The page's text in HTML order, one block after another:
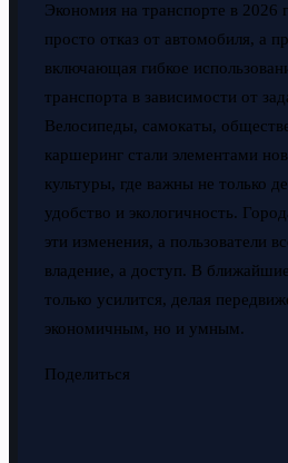
Экономия на транспорте в 2026
просто отказ от автомобиля, а
включающая гибкое
транспорта в зависимости от
Велосипеды, самокаты,
каршеринг стали элементами
культуры, где важны не только
удобство и экологичность.
эти изменения, а пользователи
владение, а доступ. В
только усилится, делая
экономичным, но и умным.
Поделиться